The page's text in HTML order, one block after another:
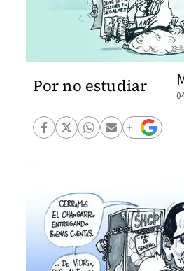
Por no estudiar